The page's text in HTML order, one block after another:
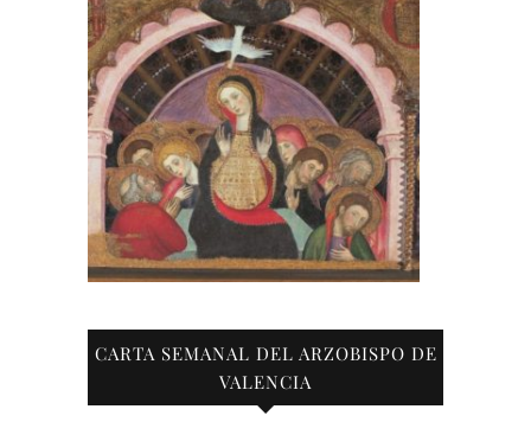
CARTA SEMANAL DEL ARZOBISPO DE
VALENCIA